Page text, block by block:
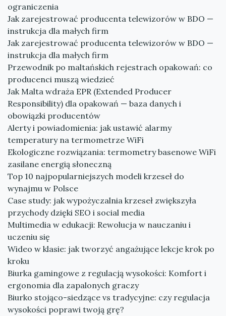
ograniczenia
Jak zarejestrować producenta telewizorów w BDO —
instrukcja dla małych firm
Jak zarejestrować producenta telewizorów w BDO —
instrukcja dla małych firm
Przewodnik po maltańskich rejestrach opakowań: co
producenci muszą wiedzieć
Jak Malta wdraża EPR (Extended Producer
Responsibility) dla opakowań — baza danych i
obowiązki producentów
Alerty i powiadomienia: jak ustawić alarmy
temperatury na termometrze WiFi
Ekologiczne rozwiązania: termometry basenowe WiFi
zasilane energią słoneczną
Top 10 najpopularniejszych modeli krzeseł do
wynajmu w Polsce
Case study: jak wypożyczalnia krzeseł zwiększyła
przychody dzięki SEO i social media
Multimedia w edukacji: Rewolucja w nauczaniu i
uczeniu się
Wideo w klasie: jak tworzyć angażujące lekcje krok po
kroku
Biurka gamingowe z regulacją wysokości: Komfort i
ergonomia dla zapalonych graczy
Biurko stojąco-siedzące vs tradycyjne: czy regulacja
wysokości poprawi twoją grę?